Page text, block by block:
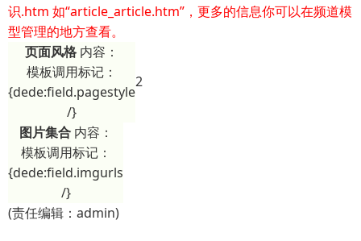
识.htm 如“article_article.htm”，更多的信息你可以在频道模
型管理的地方查看。
页面风格 内容：
模板调用标记：
{dede:field.pagestyle
/}
2
图片集合内容：
模板调用标记：
{dede:field.imgurls
/}
(责任编辑：admin)